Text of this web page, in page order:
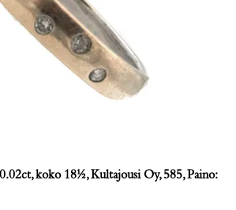
koko 18½, Kultajousi Oy, 585, Paino: